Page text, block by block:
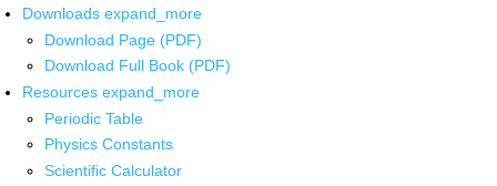
Downloads expand_more
Download Page (PDF)
Download Full Book (PDF)
Resources expand_more
Periodic Table
Physics Constants
Scientific Calculator